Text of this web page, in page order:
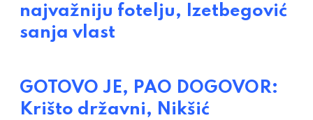
najvažniju fotelju, Izetbegović
sanja vlast
GOTOVO JE, PAO DOGOVOR:
Krišto državni, Nikšić